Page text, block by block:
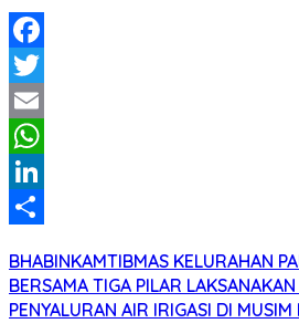
Facebook
Twitter
Email
WhatsApp
LinkedIn
BHABINKAMTIBMAS KELURAHAN
BERSAMA TIGA PILAR
PENYALURAN AIR IRIGASI DI MUSIM